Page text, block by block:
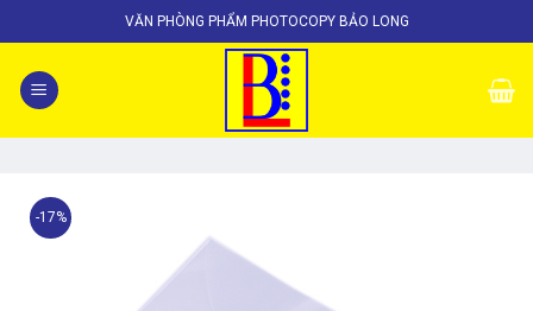
to
content
VĂN PHÒNG PHẨM PHOTOCOPY BẢO LONG
-17%